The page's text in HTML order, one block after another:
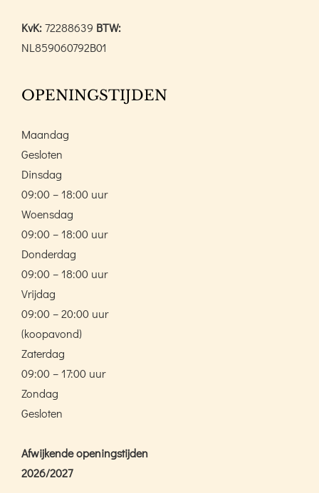
KvK:72288639 BTW:
NL859060792B01
OPENINGSTIJDEN
Maandag
Gesloten
Dinsdag
09:00 – 18:00 uur
Woensdag
09:00 – 18:00 uur
Donderdag
09:00 – 18:00 uur
Vrijdag
09:00 – 20:00 uur
(koopavond)
Zaterdag
09:00 – 17:00 uur
Zondag
Gesloten
Afwijkende openingstijden
2026/2027